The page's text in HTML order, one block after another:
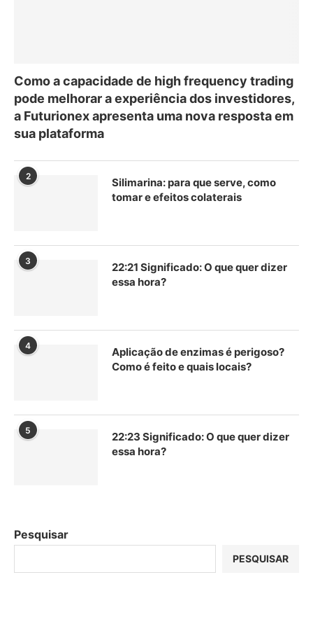
Como a capacidade de high frequency trading
pode melhorar a experiência dos investidores,
a Futurionex apresenta uma nova resposta em
sua plataforma
2
Silimarina: para que serve, como
tomar e efeitos colaterais
3
22:21 Significado: O que quer dizer
essa hora?
4
Aplicação de enzimas é perigoso?
Como é feito e quais locais?
5
22:23 Significado: O que quer dizer
essa hora?
Pesquisar
PESQUISAR